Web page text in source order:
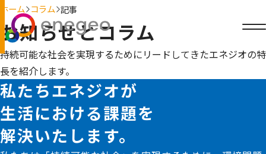
ホーム コラム 記事
お知らせとコラム
持続可能な社会を実現するためにリードしてきたエネジオの特
長を紹介します。
私たちエネジオが
生活における課題を
解決いたします。